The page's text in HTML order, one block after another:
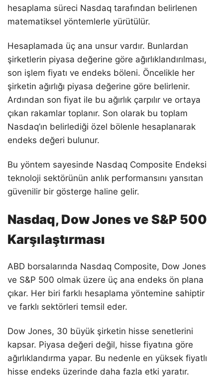
hesaplama süreci Nasdaq tarafından belirlenen
matematiksel yöntemlerle yürütülür.
Hesaplamada üç ana unsur vardır. Bunlardan
şirketlerin piyasa değerine göre ağırlıklandırılması,
son işlem fiyatı ve endeks böleni. Öncelikle her
şirketin ağırlığı piyasa değerine göre belirlenir.
Ardından son fiyat ile bu ağırlık çarpılır ve ortaya
çıkan rakamlar toplanır. Son olarak bu toplam
Nasdaq’ın belirlediği özel bölenle hesaplanarak
endeks değeri bulunur.
Bu yöntem sayesinde Nasdaq Composite Endeksi
teknoloji sektörünün anlık performansını yansıtan
güvenilir bir gösterge haline gelir.
Nasdaq, Dow Jones ve S&P 500
Karşılaştırması
ABD borsalarında Nasdaq Composite, Dow Jones
ve S&P 500 olmak üzere üç ana endeks ön plana
çıkar. Her biri farklı hesaplama yöntemine sahiptir
ve farklı sektörleri temsil eder.
Dow Jones, 30 büyük şirketin hisse senetlerini
kapsar. Piyasa değeri değil, hisse fiyatına göre
ağırlıklandırma yapar. Bu nedenle en yüksek fiyatlı
hisse endeks üzerinde daha fazla etki yaratır.